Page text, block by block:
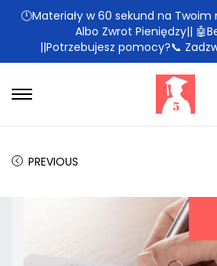
🕛Materiały w 60 sekund na Twoim
Albo Zwrot Pieniędzy||
||Potrzebujesz pomocy?📞
PREVIOUS